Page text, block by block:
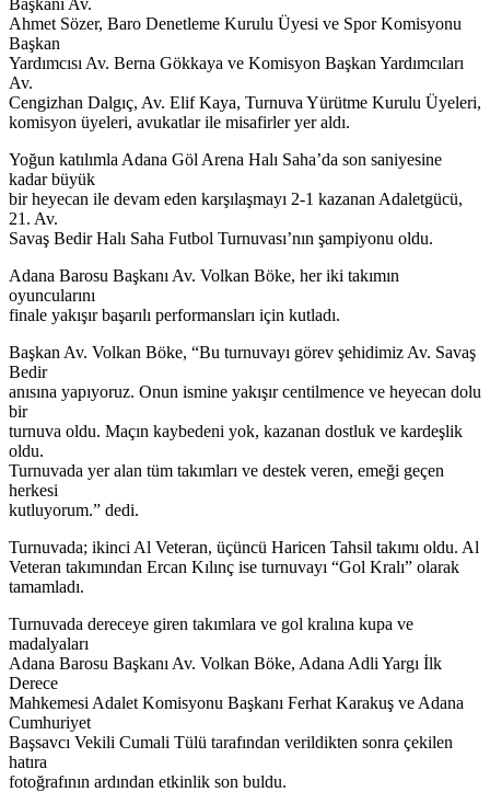
Ahmet Sözer, Baro Denetleme Kurulu Üyesi ve Spor Komisyonu
Başkan
Yardımcısı Av. Berna Gökkaya ve Komisyon Başkan Yardımcıları
Av.
Cengizhan Dalgıç, Av. Elif Kaya, Turnuva Yürütme Kurulu Üyeleri,
komisyon üyeleri, avukatlar ile misafirler yer aldı.
Yoğun katılımla Adana Göl Arena Halı Saha’da son saniyesine
kadar büyük
bir heyecan ile devam eden karşılaşmayı 2-1 kazanan Adaletgücü,
21. Av.
Savaş Bedir Halı Saha Futbol Turnuvası’nın şampiyonu oldu.
Adana Barosu Başkanı Av. Volkan Böke, her iki takımın
oyuncularını
finale yakışır başarılı performansları için kutladı.
Başkan Av. Volkan Böke, “Bu turnuvayı görev şehidimiz Av. Savaş
Bedir
anısına yapıyoruz. Onun ismine yakışır centilmence ve heyecan dolu
bir
turnuva oldu. Maçın kaybedeni yok, kazanan dostluk ve kardeşlik
oldu.
Turnuvada yer alan tüm takımları ve destek veren, emeği geçen
herkesi
kutluyorum.” dedi.
Turnuvada; ikinci Al Veteran, üçüncü Haricen Tahsil takımı oldu. Al
Veteran takımından Ercan Kılınç ise turnuvayı “Gol Kralı” olarak
tamamladı.
Turnuvada dereceye giren takımlara ve gol kralına kupa ve
madalyaları
Adana Barosu Başkanı Av. Volkan Böke, Adana Adli Yargı İlk
Derece
Mahkemesi Adalet Komisyonu Başkanı Ferhat Karakuş ve Adana
Cumhuriyet
Başsavcı Vekili Cumali Tülü tarafından verildikten sonra çekilen
hatıra
fotoğrafının ardından etkinlik son buldu.